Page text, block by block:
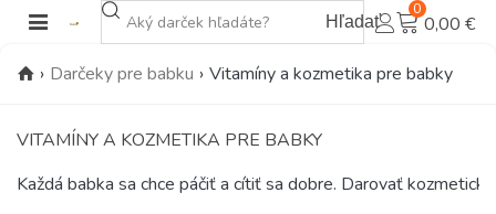
Hľadať
0
0,00 €
› Darčeky pre babku › Vitamíny a kozmetika pre babky
VITAMÍNY A KOZMETIKA PRE BABKY
Každá babka sa chce páčiť a cítiť sa dobre. Darovať